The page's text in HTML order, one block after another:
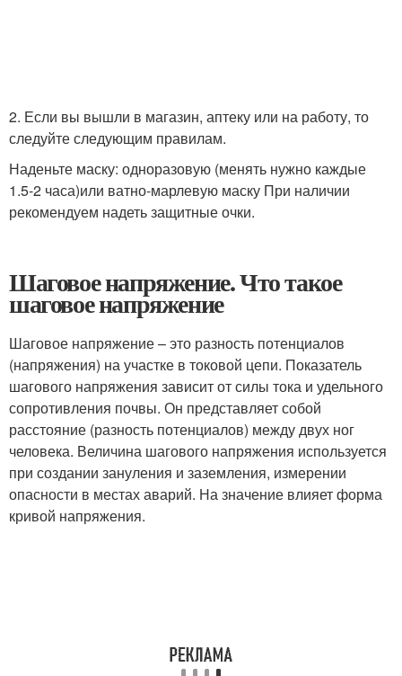
2. Если вы вышли в магазин, аптеку или на работу, то
следуйте следующим правилам.
Наденьте маску: одноразовую (менять нужно каждые
1.5-2 часа)или ватно-марлевую маску При наличии
рекомендуем надеть защитные очки.
Шаговое напряжение. Что такое
шаговое напряжение
Шаговое напряжение – это разность потенциалов
(напряжения) на участке в токовой цепи. Показатель
шагового напряжения зависит от силы тока и удельного
сопротивления почвы. Он представляет собой
расстояние (разность потенциалов) между двух ног
человека. Величина шагового напряжения используется
при создании зануления и заземления, измерении
опасности в местах аварий. На значение влияет форма
кривой напряжения.